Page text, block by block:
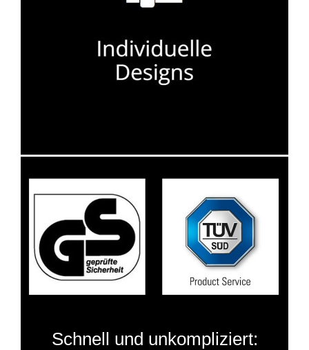
Schnell und unkompliziert: